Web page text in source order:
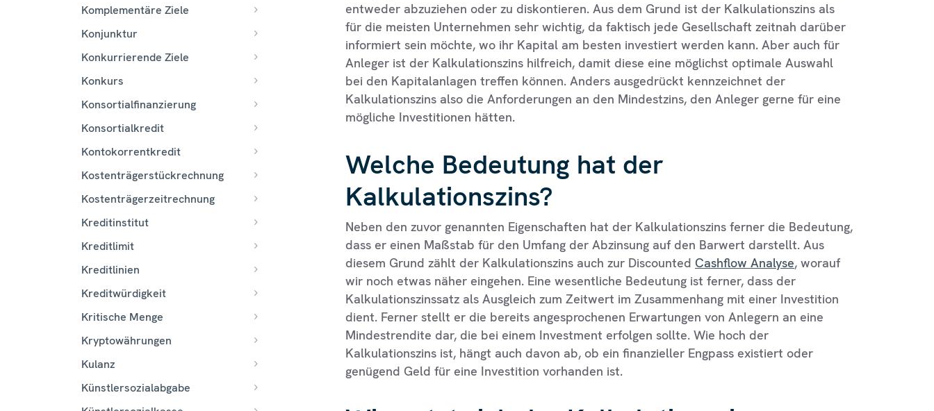
Komplementäre Ziele
Konjunktur
Konkurrierende Ziele
Konkurs
Konsortialfinanzierung
Konsortialkredit
Kontokorrentkredit
Kostenträgerstückrechnung
Kostenträgerzeitrechnung
Kreditinstitut
Kreditlimit
Kreditlinien
Kreditwürdigkeit
Kritische Menge
Kryptowährungen
Kulanz
Künstlersozialabgabe
entweder abzuziehen oder zu diskontieren. Aus dem Grund ist der Kalkulationszins als
für die meisten Unternehmen sehr wichtig, da faktisch jede Gesellschaft zeitnah darüber
informiert sein möchte, wo ihr Kapital am besten investiert werden kann. Aber auch für
Anleger ist der Kalkulationszins hilfreich, damit diese eine möglichst optimale Auswahl
bei den Kapitalanlagen treffen können. Anders ausgedrückt kennzeichnet der
Kalkulationszins also die Anforderungen an den Mindestzins, den Anleger gerne für eine
mögliche Investitionen hätten.
Welche Bedeutung hat der
Kalkulationszins?
Neben den zuvor genannten Eigenschaften hat der Kalkulationszins ferner die Bedeutung,
dass er einen Maßstab für den Umfang der Abzinsung auf den Barwert darstellt. Aus
diesem Grund zählt der Kalkulationszins auch zur Discounted Cashflow Analyse, worauf
wir noch etwas näher eingehen. Eine wesentliche Bedeutung ist ferner, dass der
Kalkulationszinssatz als Ausgleich zum Zeitwert im Zusammenhang mit einer Investition
dient. Ferner stellt er die bereits angesprochenen Erwartungen von Anlegern an eine
Mindestrendite dar, die bei einem Investment erfolgen sollte. Wie hoch der
Kalkulationszins ist, hängt auch davon ab, ob ein finanzieller Engpass existiert oder
genügend Geld für eine Investition vorhanden ist.